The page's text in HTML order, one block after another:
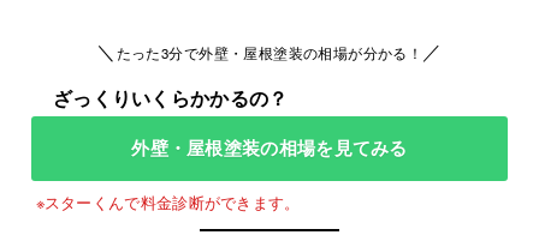
＼ たった3分で外壁・屋根塗装の相場が分かる！ ／
外壁・屋根塗装の相場を見てみる